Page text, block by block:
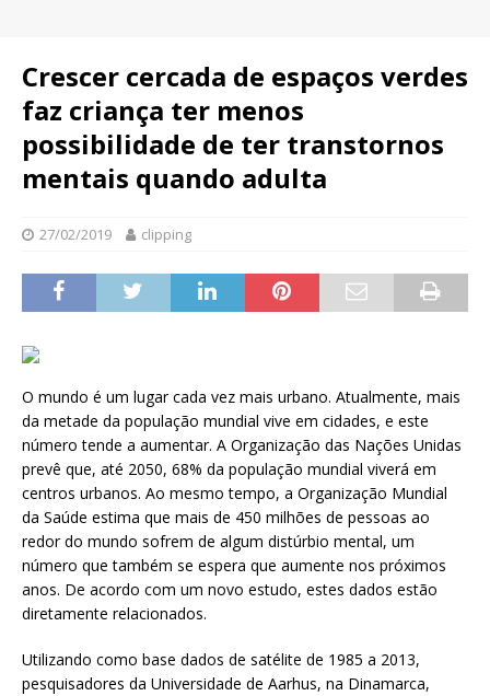
Crescer cercada de espaços verdes
faz criança ter menos
possibilidade de ter transtornos
mentais quando adulta
27/02/2019 clipping
O mundo é um lugar cada vez mais urbano. Atualmente, mais
da metade da população mundial vive em cidades, e este
número tende a aumentar. A Organização das Nações Unidas
prevê que, até 2050, 68% da população mundial viverá em
centros urbanos. Ao mesmo tempo, a Organização Mundial
da Saúde estima que mais de 450 milhões de pessoas ao
redor do mundo sofrem de algum distúrbio mental, um
número que também se espera que aumente nos próximos
anos. De acordo com um novo estudo, estes dados estão
diretamente relacionados.
Utilizando como base dados de satélite de 1985 a 2013,
pesquisadores da Universidade de Aarhus, na Dinamarca,